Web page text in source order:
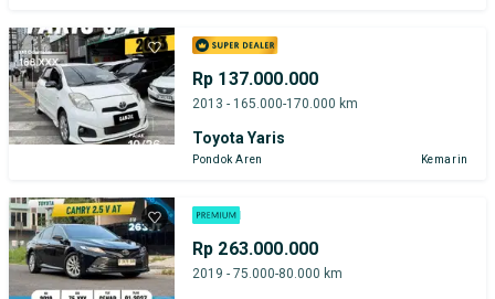
Rp 137.000.000
2013 - 165.000-170.000 km
Toyota Yaris
Pondok Aren Kemarin
Rp 263.000.000
2019 - 75.000-80.000 km